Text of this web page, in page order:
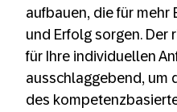
aufbauen, die für mehr
und Erfolg sorgen. Der
für Ihre individuellen
ausschlaggebend, um
des